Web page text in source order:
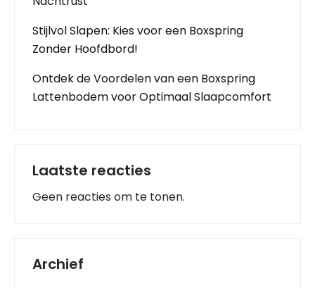
Stijlvol Slapen: Kies voor een Boxspring
Zonder Hoofdbord!
Ontdek de Voordelen van een Boxspring
Lattenbodem voor Optimaal Slaapcomfort
Laatste reacties
Geen reacties om te tonen.
Archief